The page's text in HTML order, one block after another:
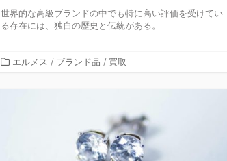
世界的な高級ブランドの中でも特に高い評価を受けてい
る存在には、独自の歴史と伝統がある。
カエルメス / ブランド品 / 買取